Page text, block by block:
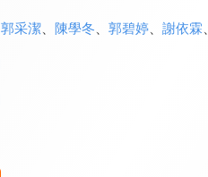
郭采潔、 陳學冬 郭碧婷、 謝依霖